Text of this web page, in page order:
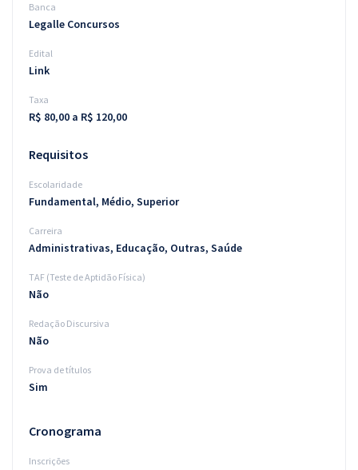
Banca
Legalle Concursos
Edital
Link
Taxa
R$ 80,00 a R$ 120,00
Requisitos
Escolaridade
Fundamental, Médio, Superior
Carreira
Administrativas, Educação, Outras, Saúde
TAF (Teste de Aptidão Física)
Não
Redação Discursiva
Não
Prova de títulos
Sim
Cronograma
Inscrições